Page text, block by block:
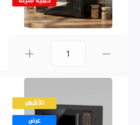
الأشهر
عرض